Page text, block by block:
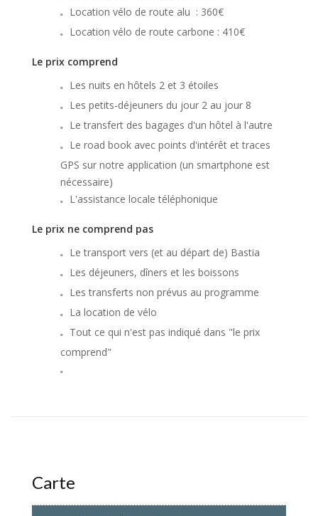
Location vélo de route alu : 360€
Location vélo de route carbone : 410€
Le prix comprend
Les nuits en hôtels 2 et 3 étoiles
Les petits-déjeuners du jour 2 au jour 8
Le transfert des bagages d'un hôtel à l'autre
Le road book avec points d'intérêt et traces
GPS sur notre application (un smartphone est
nécessaire)
L'assistance locale téléphonique
Le prix ne comprend pas
Le transport vers (et au départ de) Bastia
Les déjeuners, dîners et les boissons
Les transferts non prévus au programme
La location de vélo
Tout ce qui n'est pas indiqué dans "le prix
comprend"
Carte